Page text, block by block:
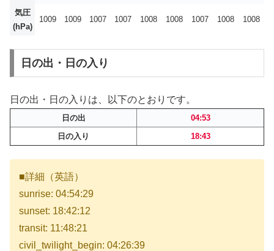
気圧
(hPa)
1009 1009 1007 1007 1008 1008 1007 1008 1008
日の出・日の入り
日の出・日の入りは、以下のとおりです。
日の出
04:53
日の入り
18:43
■詳細（英語）
sunrise: 04:54:29
sunset: 18:42:12
transit: 11:48:21
civil_twilight_begin: 04:26:39